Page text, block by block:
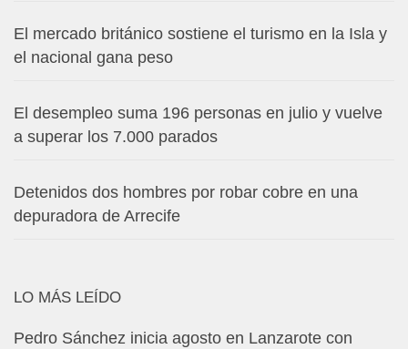
El mercado británico sostiene el turismo en la Isla y
el nacional gana peso
El desempleo suma 196 personas en julio y vuelve
a superar los 7.000 parados
Detenidos dos hombres por robar cobre en una
depuradora de Arrecife
LO MÁS LEÍDO
Pedro Sánchez inicia agosto en Lanzarote con